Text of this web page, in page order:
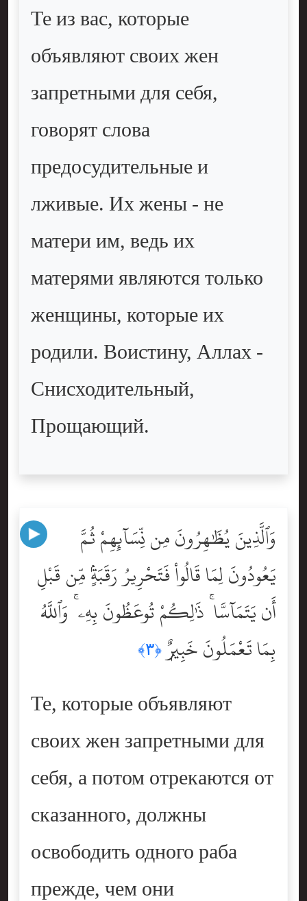
Те из вас, которые
объявляют своих жен
запретными для себя,
говорят слова
предосудительные и
лживые. Их жены - не
матери им, ведь их
матерями являются только
женщины, которые их
родили. Воистину, Аллах -
Снисходительный,
Прощающий.
وَٱلَّذِينَ يُظَٰهِرُونَ مِن نِّسَآئِهِمْ ثُمَّ
يَعُودُونَ لِمَا قَالُواْ فَتَحْرِيرُ رَقَبَةٍۢ مِّن قَبْلِ
أَن يَتَمَآسَّا ۚ ذَٰلِكُمْ تُوعَظُونَ بِهِۦ ۚ وَٱللَّهُ
بِمَا تَعْمَلُونَ خَبِيرٌۭ﴿٣﴾
Те, которые объявляют
своих жен запретными для
себя, а потом отрекаются от
сказанного, должны
освободить одного раба
прежде, чем они